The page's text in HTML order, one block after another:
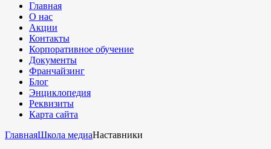
Главная
О нас
Акции
Контакты
Корпоративное обучение
Документы
Франчайзинг
Блог
Энциклопедия
Реквизиты
Карта сайта
ГлавнаяШкола медиаНаставники